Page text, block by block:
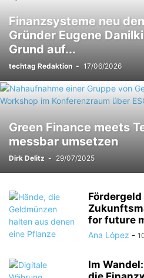
Finanzsysteme neu
Gründer Eugene
Grund auf...
techtag Redaktion - 17/06/2026
Green Finance meets
messbar umsetzen
Dirk Delitz - 29/07/2025
for future
Ana López -
Im